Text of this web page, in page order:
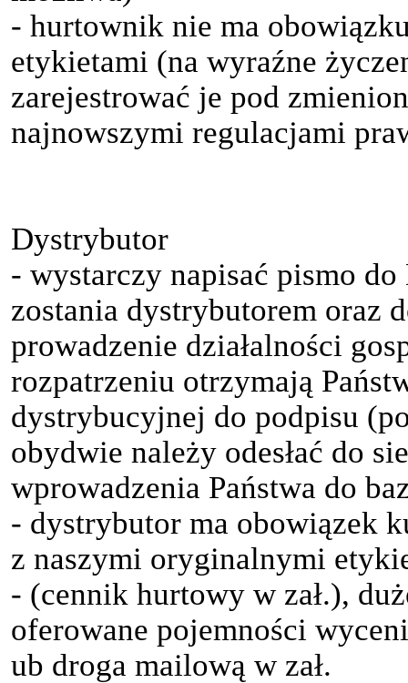
- hurtownik nie ma
etykietami (na wyraźne
zarejestrować je pod
najnowszymi regulacjami
Dystrybutor
- wystarczy napisać pismo
zostania dystrybutorem oraz
prowadzenie działalności
rozpatrzeniu otrzymają
dystrybucyjnej do podpisu
obydwie należy odesłać do
wprowadzenia Państwa do
- dystrybutor ma obowiązek
z naszymi oryginalnymi
- (cennik hurtowy w zał.),
oferowane pojemności
ub droga mailową w zał.